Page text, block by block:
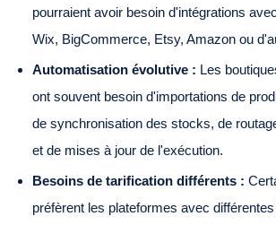
pourraient avoir besoin d'intégrations
Wix, BigCommerce, Etsy, Amazon ou
Automatisation évolutive : Les
ont souvent besoin d'importations de
de synchronisation des stocks, de
et de mises à jour de l'exécution.
Besoins de tarification différents :
préfèrent les plateformes avec